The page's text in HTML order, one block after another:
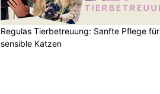
Regulas Tierbetreuung: Sanfte Pflege für
sensible Katzen